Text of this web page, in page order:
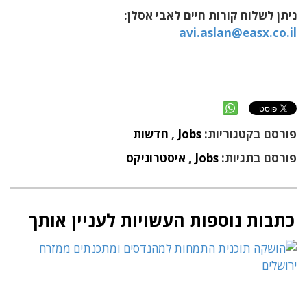
ניתן לשלוח קורות חיים לאבי אסלן:
avi.aslan@easx.co.il
פורסם בקטגוריות: Jobs
, חדשות
פורסם בתגיות: Jobs
, איסטרוניקס
כתבות נוספות העשויות לעניין אותך